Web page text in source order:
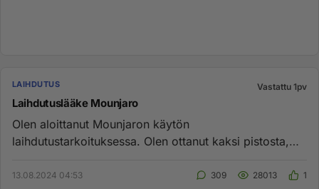
LAIHDUTUS Vastattu 1pv
Laihdutuslääke Mounjaro
Olen aloittanut Mounjaron käytön
laihdutustarkoituksessa. Olen ottanut kaksi pistosta,
13.08.2024 04:53 309 28013 1